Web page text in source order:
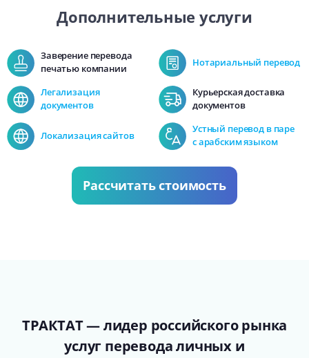
Дополнительные услуги
Заверение перевода
печатью компании
Нотариальный перевод
Легализация
документов
Курьерская доставка
документов
Локализация сайтов
Устный перевод в паре
с арабским языком
Рассчитать стоимость
ТРАКТАТ — лидер российского рынка
услуг перевода личных и